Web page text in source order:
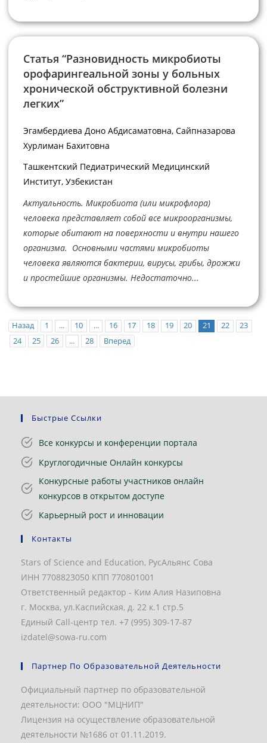
Статья “Разновидность микробиоты
орофарингеальной зоны у больных
хронической обструктивной болезни
легких”
Эгамбердиева Доно Абдисаматовна, Сайпназарова
Хурлиман Бахитовна
Ташкентский Педиатрический Медицинский
Институт, Узбекистан
Актуальность. Микробиота (или микрофлора)
человека представляет собой все микроорганизмы,
которые обитают на поверхности и внутри нашего
организма. Основными частями микробиоты
человека являются бактерии, вирусы, грибы, дрожжи
и простейшие организмы. Недостаточно...
Назад 1 ... 10 ... 16 17 18 19 20 21 22
23
24
25 26 ... 28 Вперед
Быстрые Ссылки
Все конкурсы и конференции портала
Круглогодичные Онлайн конкурсы
Конкурсные работы участников онлайн
конкурсов в открытом доступе
Карьерный рост и инновации
Контакты
Stars of Science and Education, РусАльянс Сова
ИНН 7708823050 КПП 770801001
Ответственный редактор - Ким Алия Назиповна
г. Москва, ул.Каспийская, д. 22 к.1 стр.5
Единый Call-центр тел. +7 (995) 309-17-87
izdatel@sowa-ru.com
Партнер По Образовательной Деятельности
Официальный партнер по образовательной
деятельности: ООО "МЦНИП"
Лицензия на осуществление образовательной
деятельности №1686 от 01.11.2019.